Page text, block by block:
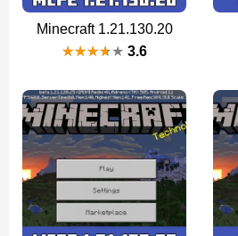
Minecraft 1.21.130.20
3.6